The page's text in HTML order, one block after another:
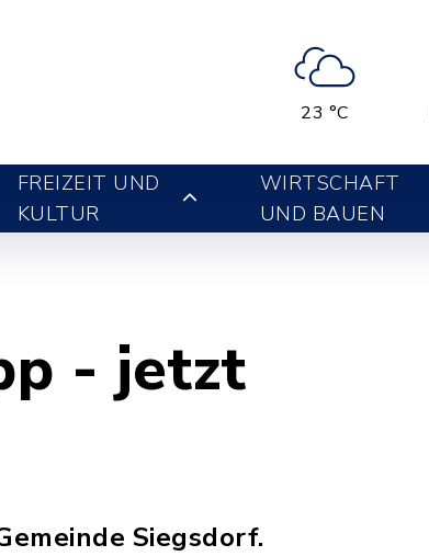
23 °C
FREIZEIT UND
KULTUR
WIRTSCHAFT
UND BAUEN
- jetzt
Siegsdorf.